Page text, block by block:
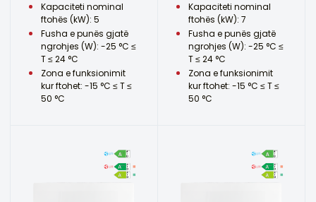
Kapaciteti nominal
ftohës (kW): 5
Fusha e punës gjatë
ngrohjes (W): -25 °C ≤
T ≤ 24 °C
Zona e funksionimit
kur ftohet: -15 °C ≤ T ≤
50 °C
Kapaciteti nominal
ftohës (kW): 7
Fusha e punës gjatë
ngrohjes (W): -25 °C ≤
T ≤ 24 °C
Zona e funksionimit
kur ftohet: -15 °C ≤ T ≤
50 °C